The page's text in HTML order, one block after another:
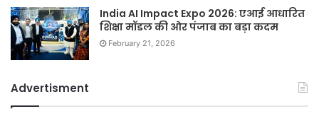
India AI Impact Expo 2026: एआई आधारित
शिक्षा मॉडल की ओर पंजाब का बड़ा कदम
February 21, 2026
Advertisment